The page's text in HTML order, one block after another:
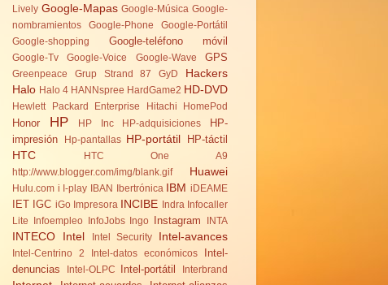
Lively Google-Mapas Google-Música Google-
nombramientos
Google-Phone
Google-Portátil
Google-shopping
Google-teléfono móvil
Google-Tv Google-Voice Google-Wave GPS
Greenpeace Grup Strand 87 GyD
Hackers
Halo Halo 4 HANNspree HardGame2 HD-DVD
Hewlett Packard Enterprise Hitachi HomePod
Honor HP HP Inc HP-adquisiciones
HP-
impresión
Hp-pantallas HP-portátil HP-táctil
HTC
HTC One A9
http://www.blogger.com/img/blank.gif
Huawei
Hulu.com i I-play IBAN Ibertrónica IBM iDEAME
IET IGC iGo Impresora INCIBE Indra Infocaller
Lite
Infoempleo InfoJobs Ingo Instagram INTA
INTECO Intel Intel Security Intel-avances
Intel-Centrino 2 Intel-datos económicos
Intel-
denuncias
Intel-OLPC Intel-portátil Interbrand